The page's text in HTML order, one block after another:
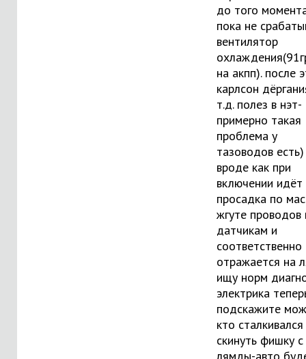
до того
пока не
вентилятор
на акпп). после
карлсон
т.д. полез в нэт-
примерно такая
проблема у
тазоводов есть)
вроде как при
включении идёт
просадка по
жгуте проводов
датчикам и
соответственно
отражается на
ищу норм
электрика
подскажите
кто
скинуть фишку с
лямды-авто